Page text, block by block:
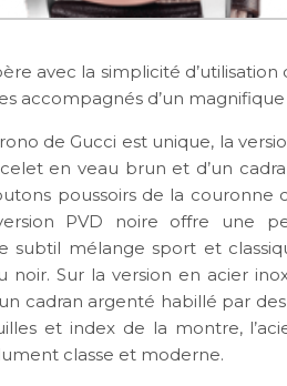
avec la simplicité d’utilisation
accompagnés d’un
de Gucci est unique, la
en veau brun et d’un
poussoirs de la couronne
PVD noire offre une
subtil mélange sport et
noir. Sur la version en acier
cadran argenté habillé par
et index de la montre,
classe et moderne.